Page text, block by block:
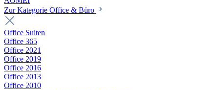
Zur Kategorie Office & Büro
Office Suiten
Office 365
Office 2021
Office 2019
Office 2016
Office 2013
Office 2010